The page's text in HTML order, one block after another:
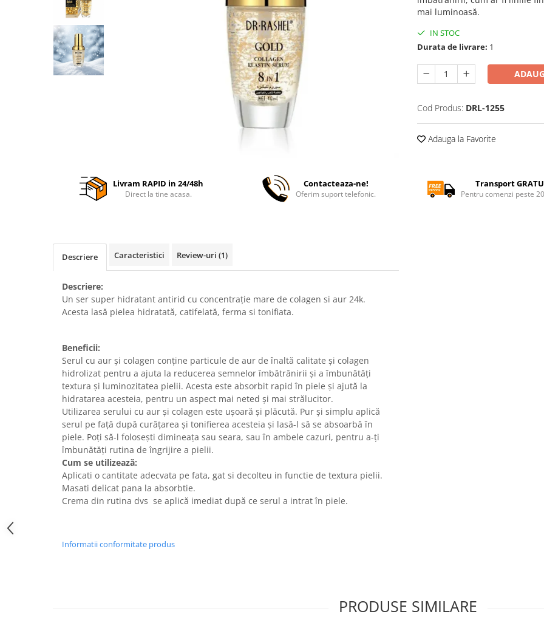
mai luminoasă.
IN STOC
Durata de livrare: 1
Cod Produs: DRL-1255
Adauga la Favorite
Livram RAPID in 24/48h
Direct la tine acasa.
Contacteaza-ne!
Oferim suport telefonic.
Transport
Pentru comenzi peste
Descriere Caracteristici Review-uri (1)
Descriere:
Un ser super hidratant antirid cu concentrație mare de colagen si aur 24k.
Acesta lasă pielea hidratată, catifelată, ferma si tonifiata.
Beneficii:
Serul cu aur și colagen conține particule de aur de înaltă calitate și colagen
hidrolizat pentru a ajuta la reducerea semnelor îmbătrânirii și a îmbunătăți
textura și luminozitatea pielii. Acesta este absorbit rapid în piele și ajută la
hidratarea acesteia, pentru un aspect mai neted și mai strălucitor.
Utilizarea serului cu aur și colagen este ușoară și plăcută. Pur și simplu aplică
serul pe față după curățarea și tonifierea acesteia și lasă-l să se absoarbă în
piele. Poți să-l folosești dimineața sau seara, sau în ambele cazuri, pentru a-ți
îmbunătăți rutina de îngrijire a pielii.
Cum se utilizează:
Aplicati o cantitate adecvata pe fata, gat si decolteu in functie de textura pielii.
Masati delicat pana la absorbtie.
Crema din rutina dvs se aplică imediat după ce serul a intrat în piele.
Informatii conformitate produs
PRODUSE SIMILARE